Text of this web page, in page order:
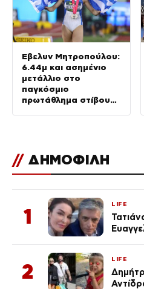
Έβελυν Μητροπούλου:
6.44μ και ασημένιο
μετάλλιο στο
παγκόσμιο
πρωτάθλημα στίβου
// ΔΗΜΟΦΙΛΗ
1
LIFE
2
LIFE